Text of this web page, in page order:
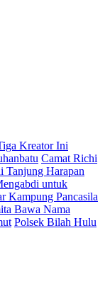
Kreator Ini
Camat Richi
Tanjung Harapan
untuk
Kampung Pancasila
Bawa Nama
Polsek Bilah Hulu